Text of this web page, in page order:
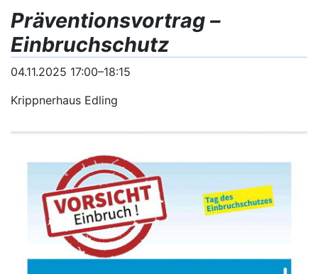
Präventionsvortrag –
Einbruchschutz
04.11.2025 17:00–18:15
Krippnerhaus Edling